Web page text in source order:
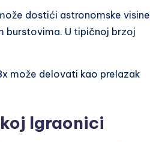
dostići astronomske visine
burstovima. U tipičnoj brzoj
može delovati kao prelazak
Igraonici